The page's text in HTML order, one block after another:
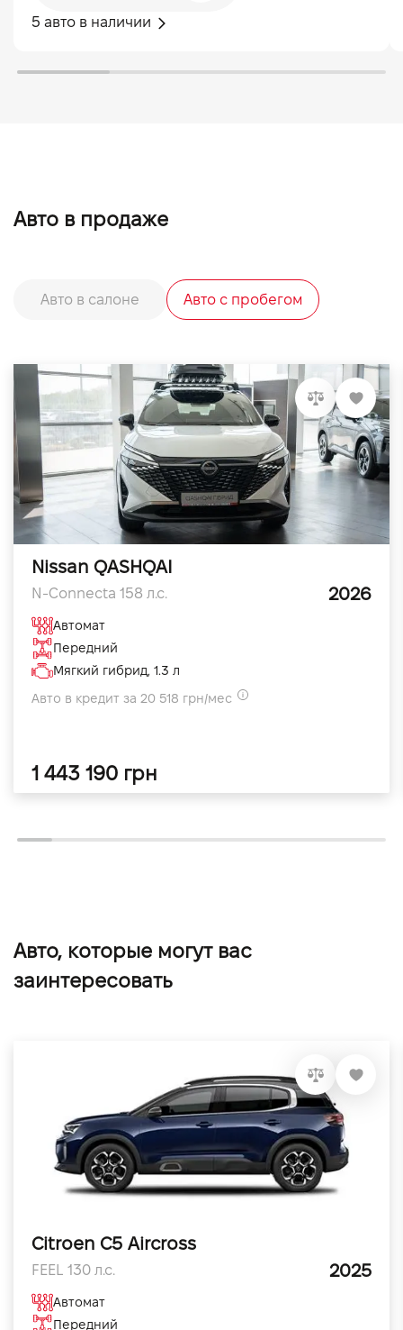
5 авто в наличии
Авто в продаже
Авто в салоне Авто с пробегом
Nissan QASHQAI
N-Connecta 158 л.с. 2026
Автомат
Передний
Мягкий гибрид, 1.3 л
Авто в кредит за 20 518 грн/мес
1 443 190 грн
Авто, которые могут вас
заинтересовать
Citroen C5 Aircross
FEEL 130 л.с. 2025
Автомат
Передний